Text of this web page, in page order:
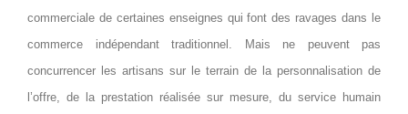
commerciale de certaines enseignes qui font des ravages dans le
commerce indépendant traditionnel. Mais ne peuvent pas
concurrencer les artisans sur le terrain de la personnalisation de
l’offre, de la prestation réalisée sur mesure, du service humain